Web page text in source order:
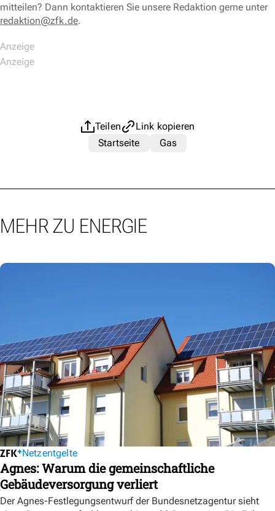
mitteilen? Dann kontaktieren Sie unsere Redaktion gerne unter
redaktion@zfk.de.
Teilen
Link kopieren
Startseite
Gas
MEHR ZU ENERGIE
Netzentgelte
Agnes: Warum die gemeinschaftliche
Gebäudeversorgung verliert
Der Agnes-Festlegungsentwurf der Bundesnetzagentur sieht